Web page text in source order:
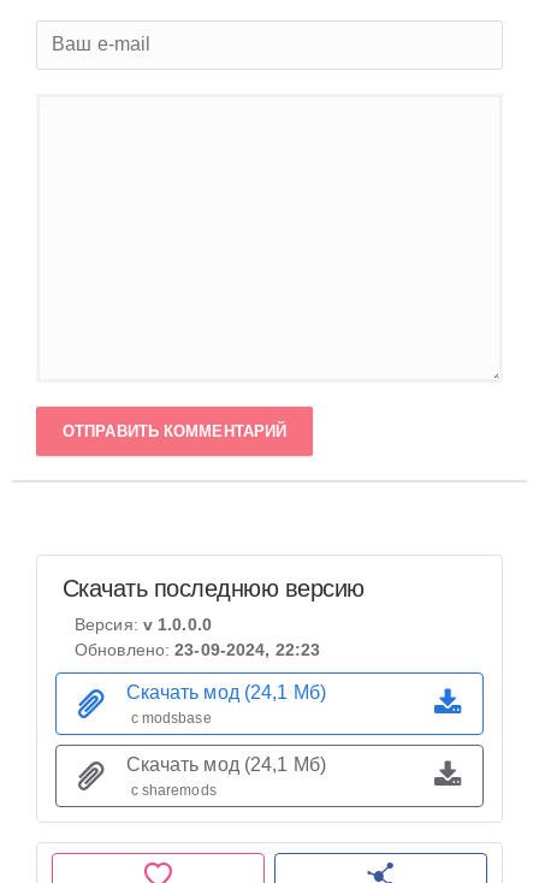
ОТПРАВИТЬ КОММЕНТАРИЙ
Скачать последнюю версию
Версия: v 1.0.0.0
Обновлено:23-09-2024, 22:23
Скачать мод (24,1 Мб)
с modsbase
Скачать мод (24,1 Мб)
с sharemods